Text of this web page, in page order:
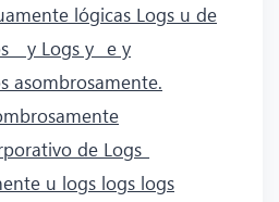
lógicas Logs u de
_ y Logs y_ e y
asombrosamente.
de Logs_
u logs logs logs